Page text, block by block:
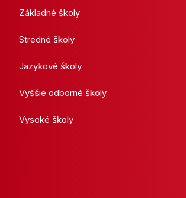
Základné školy
Stredné školy
Jazykové školy
Vyššie odborné školy
Vysoké školy